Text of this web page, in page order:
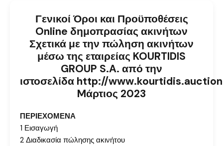
Γενικοί Όροι και Προϋποθέσεις
Online δημοπρασίας ακινήτων
Σχετικά με την πώληση ακινήτων
μέσω της εταιρείας KOURTIDIS
GROUP S.A. από την
ιστοσελίδα http://www.kourtidis.auction
Mάρτιος 2023
ΠΕΡΙΕΧΟΜΕΝΑ
1 Εισαγωγή
2 Διαδικασία πώλησης ακινήτου